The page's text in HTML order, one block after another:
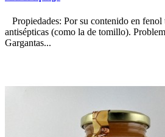
Propiedades: Por su contenido en fenol
antisépticas (como la de tomillo).
Gargantas...